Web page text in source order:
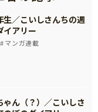
生／こいしさんちの週
イアリー
マンガ連載
ゃん（？）／こいしさ